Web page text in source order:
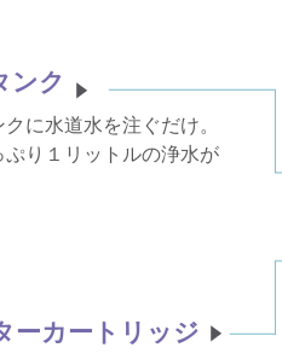
ンク
クに水道水を注ぐだけ。
ぷり１リットルの浄水が
ーカートリッジ